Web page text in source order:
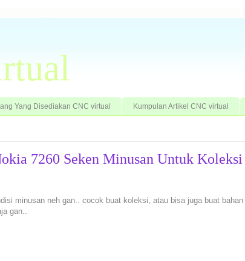
Yang Disediakan CNC virtual Kumpulan Artikel CNC virtual
7260 Seken Minusan Untuk Koleksi
minusan neh gan.. cocok buat koleksi, atau bisa juga buat bahan
gan..